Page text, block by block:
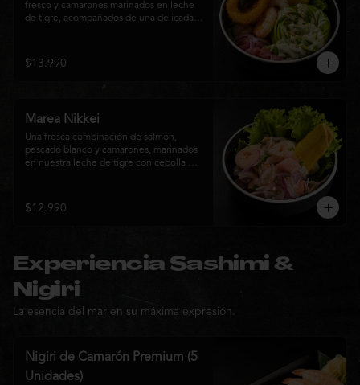
fresco y camarones marinados en leche
de tigre, acompañados de una delicada
que combina frescura, textura y
elegancia en cada bocado.
$13.990
Marea Nikkei
Una fresca combinación de salmón,
pescado blanco y camarones, marinados
en nuestra leche de tigre con cebolla
para una experiencia Nikkei llena de
frescura, equilibrio y sabor.
$12.990
Experiencia Sashimi &
Nigiri
La esencia del mar en su máxima expresión.
Nigiri de Camarón Premium (5
Unidades)